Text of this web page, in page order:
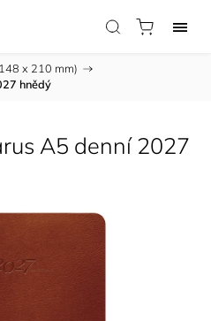
x 210 mm) /
hnědý
A5 denní 2027